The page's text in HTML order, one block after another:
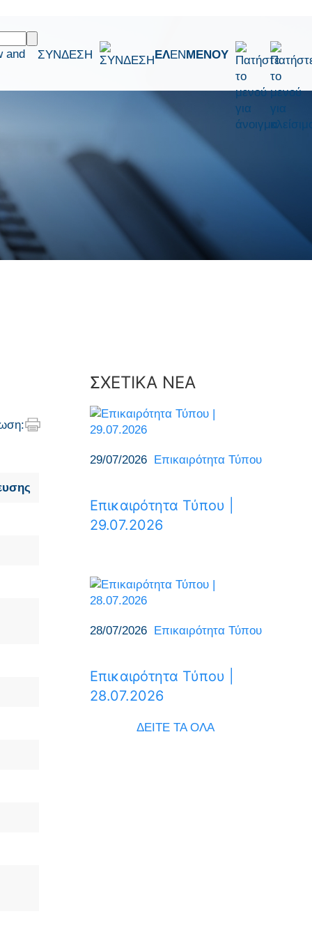
and
ΣΥΝΔΕΣΗ ΕΛEN ΜΕΝΟΥ
ΣΧΕΤΙΚΑ ΝΕΑ
29/07/2026 Επικαιρότητα Τύπου
Επικαιρότητα Τύπου |
29.07.2026
28/07/2026 Επικαιρότητα Τύπου
Επικαιρότητα Τύπου |
28.07.2026
ΔΕΙΤΕ ΤΑ ΟΛΑ